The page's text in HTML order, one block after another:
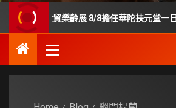
現身世貿樂齡展 8/8擔任華陀扶元堂一日店長